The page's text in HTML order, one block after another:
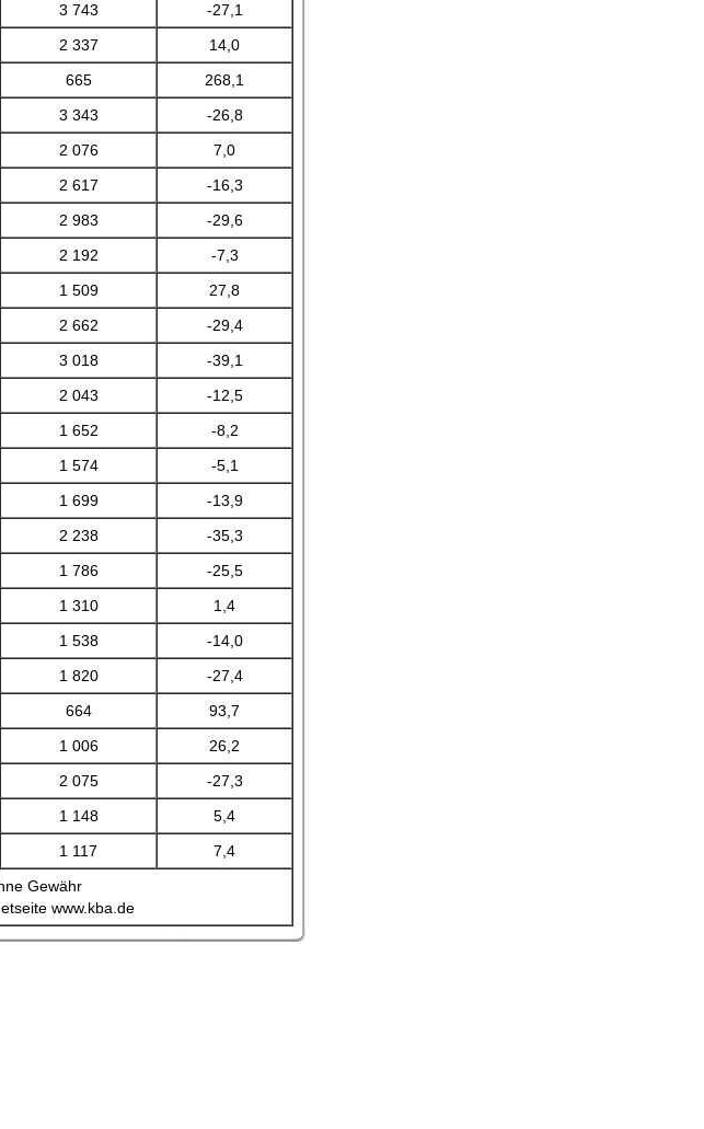
3 743
-27,1
2 337
14,0
665
268,1
3 343
-26,8
2 076
7,0
2 617
-16,3
2 983
-29,6
2 192
-7,3
1 509
27,8
2 662
-29,4
3 018
-39,1
2 043
-12,5
1 652
-8,2
1 574
-5,1
1 699
-13,9
2 238
-35,3
1 786
-25,5
1 310
1,4
1 538
-14,0
1 820
-27,4
664
93,7
1 006
26,2
2 075
-27,3
1 148
5,4
1 117
7,4
Gewähr
www.kba.de